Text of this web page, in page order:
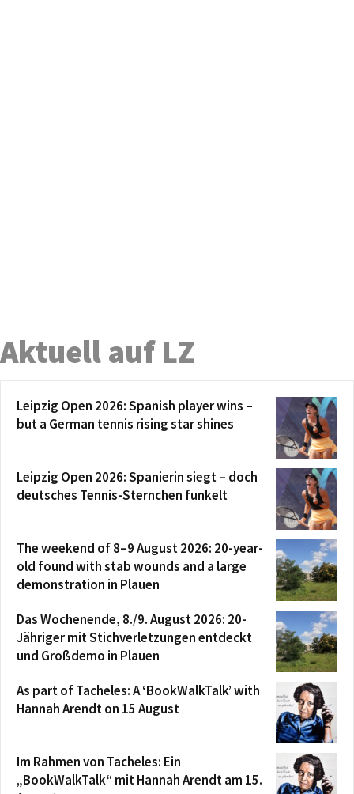
Aktuell auf LZ
Leipzig Open 2026: Spanish player wins –
but a German tennis rising star shines
Leipzig Open 2026: Spanierin siegt – doch
deutsches Tennis-Sternchen funkelt
The weekend of 8–9 August 2026: 20-year-
old found with stab wounds and a large
demonstration in Plauen
Das Wochenende, 8./9. August 2026: 20-
Jähriger mit Stichverletzungen entdeckt
und Großdemo in Plauen
As part of Tacheles: A ‘BookWalkTalk’ with
Hannah Arendt on 15 August
Im Rahmen von Tacheles: Ein
„BookWalkTalk“ mit Hannah Arendt am 15.